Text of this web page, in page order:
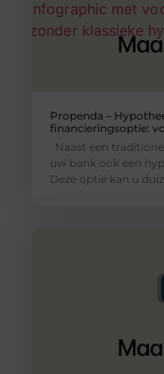
Propenda –
financieringsoptie:
Naast een
uw bank ook een
Deze optie kan u